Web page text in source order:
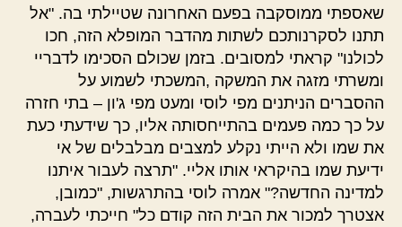
שאספתי ממוסקבה בפעם האחרונה שטיילתי בה. "אל
תתנו לסקרנותכם לשתות מהדבר המופלא הזה, חכו
לכולנו" קראתי למסובים. בזמן שכולם הסכימו לדבריי
ומשרתי מזגה את המשקה ,המשכתי לשמוע על
ההסברים הניתנים מפי לוסי ומעט מפי ג'ון – בתי חזרה
על כך כמה פעמים בהתייחסותה אליו, כך שידעתי כעת
את שמו ולא הייתי נקלע למצבים מבלבלים של אי
ידיעת שמו בהיקראי אותו אליי. "תרצה לעבור איתנו
למדינה החדשה?" אמרה לוסי בהתרגשות, "כמובן,
אצטרך למכור את הבית הזה קודם כל" חייכתי לעברה,